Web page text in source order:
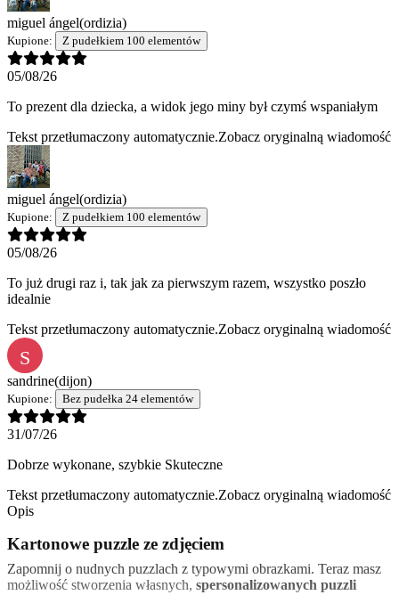
miguel ángel(ordizia)
Kupione: Z pudełkiem 100 elementów
05/08/26
To prezent dla dziecka, a widok jego miny był czymś wspaniałym
Tekst przetłumaczony automatycznie.Zobacz oryginalną wiadomość
miguel ángel(ordizia)
Kupione: Z pudełkiem 100 elementów
05/08/26
To już drugi raz i, tak jak za pierwszym razem, wszystko poszło
idealnie
Tekst przetłumaczony automatycznie.Zobacz oryginalną wiadomość
S
sandrine(dijon)
Kupione: Bez pudełka 24 elementów
31/07/26
Dobrze wykonane, szybkie Skuteczne
Tekst przetłumaczony automatycznie.Zobacz oryginalną wiadomość
Opis
Kartonowe puzzle ze zdjęciem
Zapomnij o nudnych puzzlach z typowymi obrazkami. Teraz masz
możliwość stworzenia własnych, spersonalizowanych puzzli